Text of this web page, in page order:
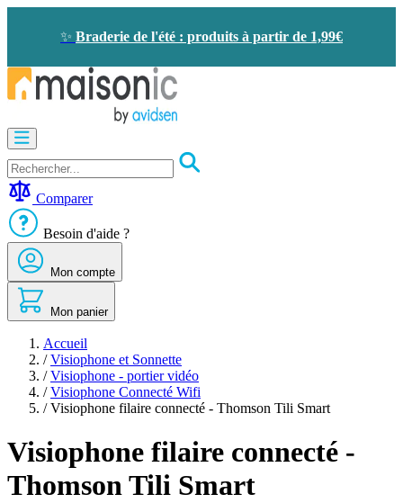
✨ Braderie de l'été : produits à partir de 1,99€
Visiophone
-
Sonnette
-
économie
d'énergie
Sécurité
Confort
de
maison
Seconde
vie
Bons
plans
Comparer
Besoin d'aide ?
Mon compte
Mon panier
Accueil
/ Visiophone et Sonnette
/ Visiophone - portier vidéo
/ Visiophone Connecté Wifi
/ Visiophone filaire connecté - Thomson Tili Smart
Visiophone filaire connecté -
Thomson Tili Smart